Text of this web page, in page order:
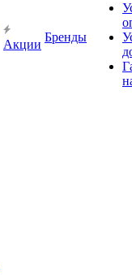
Акции
Бренды